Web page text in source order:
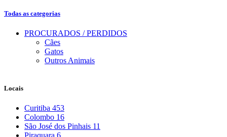
Todas as categorias
PROCURADOS / PERDIDOS
Cães
Gatos
Outros Animais
Locais
Curitiba 453
Colombo 16
São José dos Pinhais 11
Piraquara 6